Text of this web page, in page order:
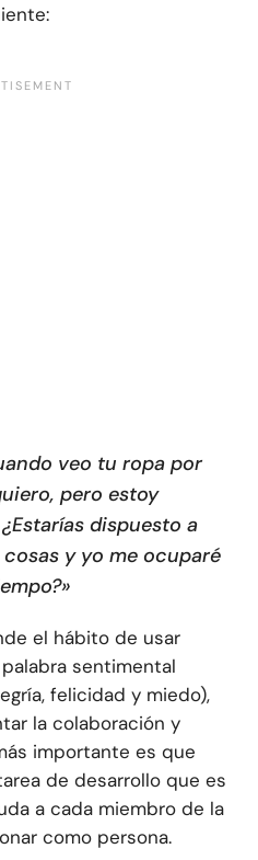
veo tu ropa por
pero estoy
dispuesto a
y yo me ocuparé
el hábito de usar
sentimental
felicidad y miedo),
la colaboración y
importante es que
de desarrollo que es
a cada miembro de la
como persona.